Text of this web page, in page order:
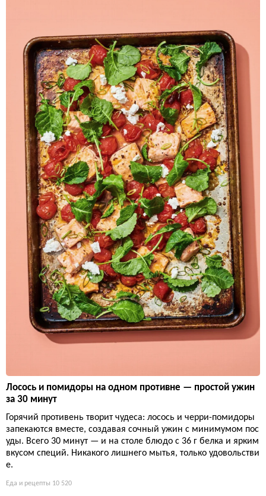
Лосось и помидоры на одном противне — простой ужин
за 30 минут
Горячий противень творит чудеса: лосось и черри-помидоры
запекаются вместе, создавая сочный ужин с минимумом пос
уды. Всего 30 минут — и на столе блюдо с 36 г белка и ярким
вкусом специй. Никакого лишнего мытья, только удовольстви
е.
Еда и рецепты 10 520